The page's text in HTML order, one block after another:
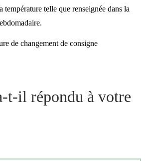
température telle que renseignée dans la
de changement de consigne
t-il répondu à votre